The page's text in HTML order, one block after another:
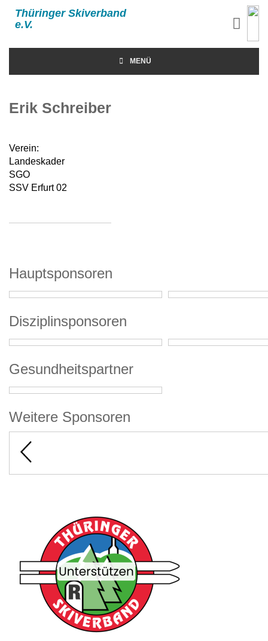
Thüringer Skiverband
e.V.
MENÜ
Erik Schreiber
Verein:
Landeskader
SGO
SSV Erfurt 02
Hauptsponsoren
Disziplinsponsoren
Gesundheitspartner
Weitere Sponsoren